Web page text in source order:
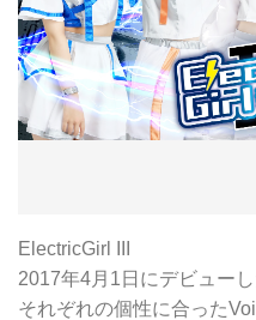
ElectricGirl III
2017年4月1日にデビューし
それぞれの個性に合った